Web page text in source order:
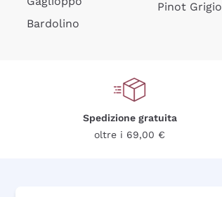
Bardolino
Pinot Grigio
Spedizione gratuita
oltre i 69,00 €